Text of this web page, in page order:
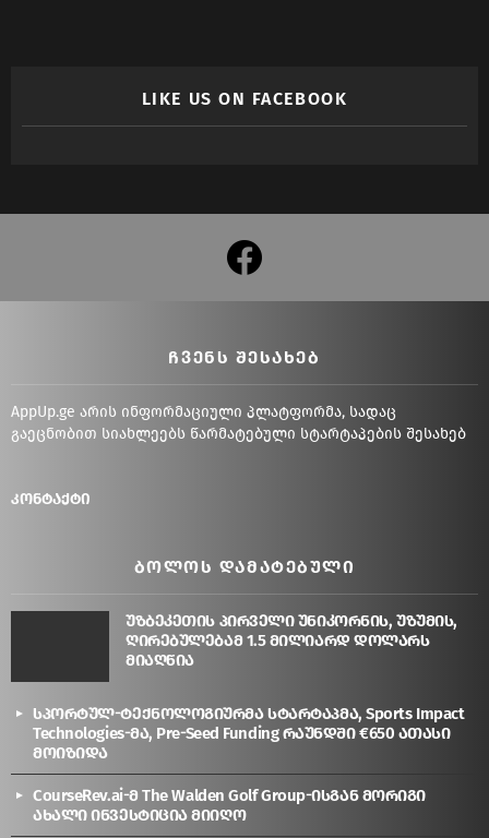
LIKE US ON FACEBOOK
facebook
ᲩᲕᲔᲜᲡ ᲨᲔᲡᲐᲮᲔᲑ
AppUp.ge არის ინფორმაციული პლატფორმა, სადაც
გაეცნობით სიახლეებს წარმატებული სტარტაპების შესახებ
კონტაქტი
ᲑᲝᲚᲝᲡ ᲓᲐᲛᲐᲢᲔᲑᲣᲚᲘ
უზბეკეთის პირველი უნიკორნის, უზუმის,
ღირებულებამ 1.5 მილიარდ დოლარს
მიაღწია
სპორტულ-ტექნოლოგიურმა სტარტაპმა, Sports Impact
Technologies-მა, Pre-Seed Funding რაუნდში €650 ათასი
მოიზიდა
CourseRev.ai-მ The Walden Golf Group-ისგან მორიგი
ახალი ინვესტიცია მიიღო